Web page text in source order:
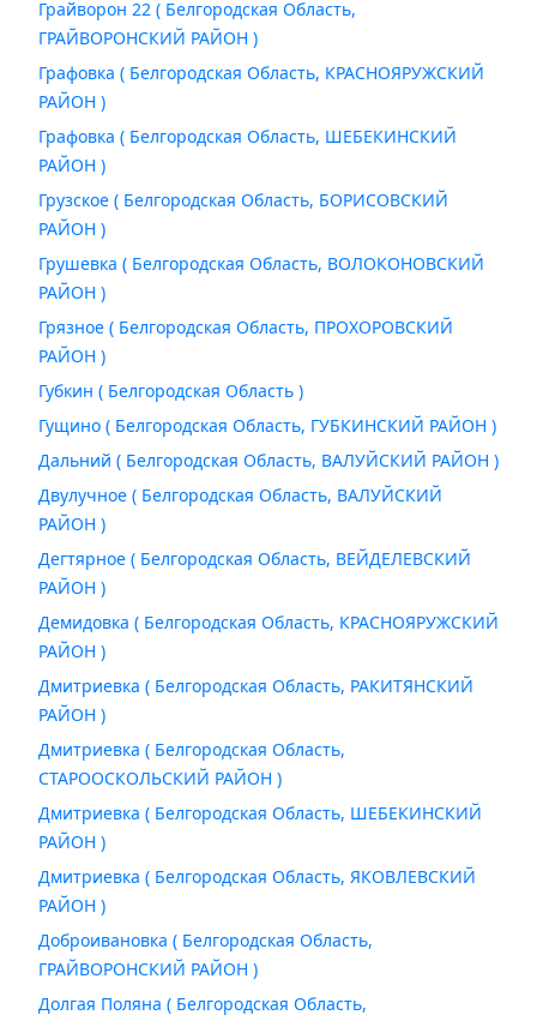
Грайворон 22 ( Белгородская Область,
ГРАЙВОРОНСКИЙ РАЙОН )
Графовка ( Белгородская Область, КРАСНОЯРУЖСКИЙ
РАЙОН )
Графовка ( Белгородская Область, ШЕБЕКИНСКИЙ
РАЙОН )
Грузское ( Белгородская Область, БОРИСОВСКИЙ
РАЙОН )
Грушевка ( Белгородская Область, ВОЛОКОНОВСКИЙ
РАЙОН )
Грязное ( Белгородская Область, ПРОХОРОВСКИЙ
РАЙОН )
Губкин ( Белгородская Область )
Гущино ( Белгородская Область, ГУБКИНСКИЙ РАЙОН )
Дальний ( Белгородская Область, ВАЛУЙСКИЙ РАЙОН )
Двулучное ( Белгородская Область, ВАЛУЙСКИЙ
РАЙОН )
Дегтярное ( Белгородская Область, ВЕЙДЕЛЕВСКИЙ
РАЙОН )
Демидовка ( Белгородская Область, КРАСНОЯРУЖСКИЙ
РАЙОН )
Дмитриевка ( Белгородская Область, РАКИТЯНСКИЙ
РАЙОН )
Дмитриевка ( Белгородская Область,
СТАРООСКОЛЬСКИЙ РАЙОН )
Дмитриевка ( Белгородская Область, ШЕБЕКИНСКИЙ
РАЙОН )
Дмитриевка ( Белгородская Область, ЯКОВЛЕВСКИЙ
РАЙОН )
Доброивановка ( Белгородская Область,
ГРАЙВОРОНСКИЙ РАЙОН )
Долгая Поляна ( Белгородская Область,